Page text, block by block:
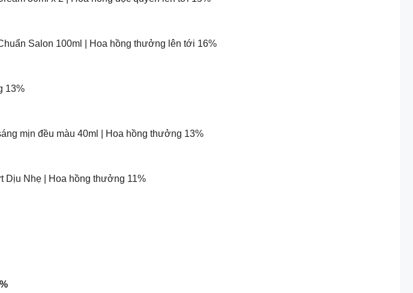
Salon 100ml | Hoa hồng thưởng lên tới 16%
13%
mịn đều màu 40ml | Hoa hồng thưởng 13%
Dịu Nhẹ | Hoa hồng thưởng 11%